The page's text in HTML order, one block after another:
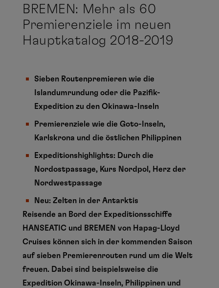
BREMEN: Mehr als 60
Premierenziele im neuen
Hauptkatalog 2018-2019
Sieben Routenpremieren wie die
Islandumrundung oder die Pazifik-
Expedition zu den Okinawa-Inseln
Premierenziele wie die Goto-Inseln,
Karlskrona und die östlichen Philippinen
Expeditionshighlights: Durch die
Nordostpassage, Kurs Nordpol, Herz der
Nordwestpassage
Neu: Zelten in der Antarktis
Reisende an Bord der Expeditionsschiffe
HANSEATIC und BREMEN von Hapag-Lloyd
Cruises können sich in der kommenden Saison
auf sieben Premierenrouten rund um die Welt
freuen. Dabei sind beispielsweise die
Expedition Okinawa-Inseln, Philippinen und